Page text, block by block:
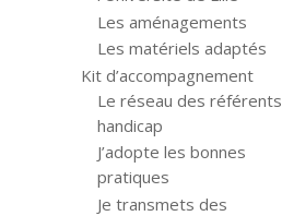
Les aménagements
Les matériels adaptés
Kit d’accompagnement
Le réseau des référents
handicap
J’adopte les bonnes
pratiques
Je transmets des